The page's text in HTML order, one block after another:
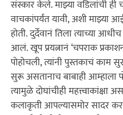
संस्कार केले. माझ्या वडिलांची ही
वाचकांपर्यंत यावी, अशी माझ्या
होती. दुर्देवानं तिला त्याच्या
आलं. खूप प्रयत्नानं ‘चपराक प्रकाशन‌’पर्यंत ही
पोहोचली, त्यांनी पुस्तकाचं
सुरू असतानाच बाबाही
त्यामुळे दोघांचीही महत्त्वाकांक्षा
कलाकृती आपल्यासमोर सादर